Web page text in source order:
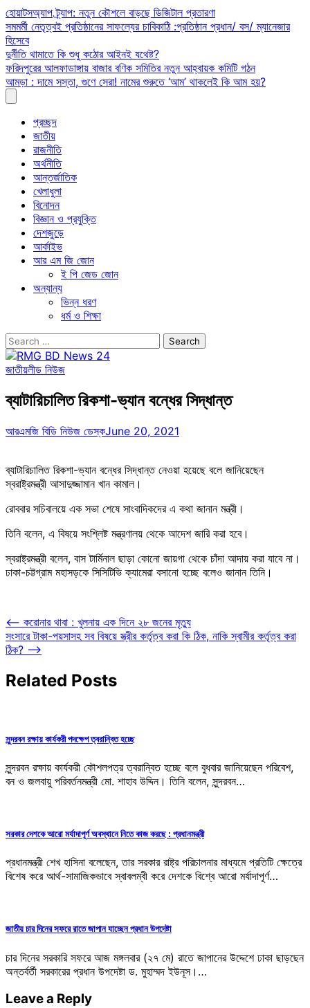
Skip
to
content
হোয়াটসঅ্যাপ ট্র্যাপ: নতুন কৌশলে বাড়ছে ডিজিটাল প্রতারণা
সমমর্মী নেতৃত্বই প্রতিষ্ঠানের সাফল্যের চাবিকাঠি :প্রতিষ্ঠান প্রধান/ বস/ ম্যানেজার
হিসেবে
দুর্নীতি থামাতে কি শুধু কঠোর আইনই যথেষ্ট?
ফরিদপুরের আলফাডাঙ্গায় বাজার বণিক সমিতির নতুন আহ্বায়ক কমিটি গঠন
আমড়া : দামে সস্তা, গুণে সেরা! নামের শুরুতে ‘আম’ থাকলেই কি আম হয়?
প্রচ্ছদ
জাতীয়
রাজনীতি
অর্থনীতি
আন্তর্জাতিক
খেলাধুলা
বিনোদন
বিজ্ঞান ও প্রযুক্তি
দেশজুড়ে
আর্কাইভ
আর এম জি জোন
ই পি জেড জোন
অন্যান্য
ভিন্ন ধরণ
ধর্ম ও শিক্ষা
Search
for:
জাতীয়লীড নিউজ
ব্যাটারিচালিত রিকশা-ভ্যান বন্ধের সিদ্ধান্ত
আরএমজি বিডি নিউজ ডেস্কJune 20, 2021
ব্যাটারিচালিত রিকশা-ভ্যান বন্ধের সিদ্ধান্ত নেওয়া হয়েছে বলে জানিয়েছেন
স্বরাষ্ট্রমন্ত্রী আসাদুজ্জামান খান কামাল।
রোববার সচিবালয়ে এক সভা শেষে সাংবাদিকদের এ কথা জানান মন্ত্রী।
তিনি বলেন, এ বিষয়ে সংশ্লিষ্ট মন্ত্রণালয় থেকে আদেশ জারি করা হবে।
স্বরাষ্ট্রমন্ত্রী বলেন, বাস টার্মিনাল ছাড়া কোনো জায়গা থেকে চাঁদা আদায় করা যাবে না।
ঢাকা-চট্টগ্রাম মহাসড়কে সিসিটিভি ক্যামেরা বসানো হচ্ছে বলেও জানান তিনি।
Post
navigation
⟵ করোনার থাবা : খুলনায় এক দিনে ২৮ জনের মৃত্যু
সংসারে টাকা-পয়সাসহ সব বিষয়ে স্ত্রীর কর্তৃত্ব করা কি ঠিক, নাকি স্বামীর কর্তৃত্ব করা
ঠিক? ⟶
Related Posts
সুন্দরবন রক্ষায় কার্যকরী পদক্ষেপ ত্বরান্বিত হচ্ছে
সুন্দরবন রক্ষায় কার্যকরী কৌশলপত্র ত্বরান্বিত হচ্ছে বলে বুধবার জানিয়েছেন পরিবেশ,
বন ও জলবায়ু পরিবর্তনমন্ত্রী মো. শাহাব উদ্দিন। তিনি বলেন, সুন্দরবন…
সরকার দেশকে আরো মর্যাদাপূর্ণ অবস্থানে নিতে কাজ করছে : প্রধানমন্ত্রী
প্রধানমন্ত্রী শেখ হাসিনা বলেছেন, তার সরকার রাষ্ট্র পরিচালনার মাধ্যমে প্রতিটি ক্ষেত্রে
বিশেষ করে আর্থ-সামাজিকভাবে স্বাবলম্বী করে দেশকে বিশ্বে আরো মর্যাদাপূর্ণ…
জাতীয় চার দিনের সফরে রাতে জাপান যাচ্ছেন প্রধান উপদেষ্টা
চার দিনের সরকারি সফরে আজ মঙ্গলবার (২৭ মে) রাতে জাপানের উদ্দেশে ঢাকা ছাড়ছেন
অন্তর্বর্তী সরকারের প্রধান উপদেষ্টা ড. মুহাম্মদ ইউনূস।…
Leave a Reply